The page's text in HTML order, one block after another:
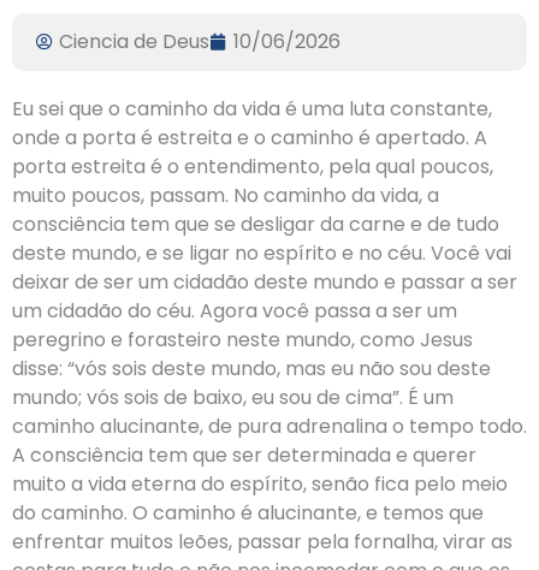
Ciencia de Deus 10/06/2026
Eu sei que o caminho da vida é uma luta constante,
onde a porta é estreita e o caminho é apertado. A
porta estreita é o entendimento, pela qual poucos,
muito poucos, passam. No caminho da vida, a
consciência tem que se desligar da carne e de tudo
deste mundo, e se ligar no espírito e no céu. Você vai
deixar de ser um cidadão deste mundo e passar a ser
um cidadão do céu. Agora você passa a ser um
peregrino e forasteiro neste mundo, como Jesus
disse: “vós sois deste mundo, mas eu não sou deste
mundo; vós sois de baixo, eu sou de cima”. É um
caminho alucinante, de pura adrenalina o tempo todo.
A consciência tem que ser determinada e querer
muito a vida eterna do espírito, senão fica pelo meio
do caminho. O caminho é alucinante, e temos que
enfrentar muitos leões, passar pela fornalha, virar as